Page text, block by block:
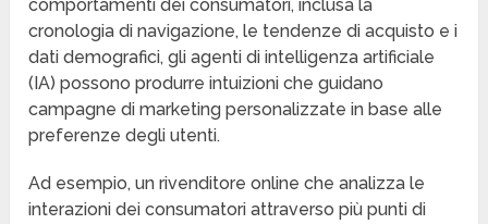
comportamenti dei consumatori, inclusa la
cronologia di navigazione, le tendenze di acquisto e i
dati demografici, gli agenti di intelligenza artificiale
(IA) possono produrre intuizioni che guidano
campagne di marketing personalizzate in base alle
preferenze degli utenti.
Ad esempio, un rivenditore online che analizza le
interazioni dei consumatori attraverso più punti di